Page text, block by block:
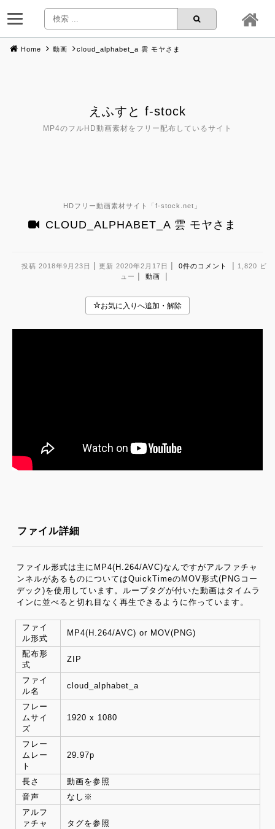
Home 動画 cloud_alphabet_a 雲 モヤさま
えふすと f-stock
MP4のフルHD動画素材をフリー配布しているサイト
HDフリー動画素材サイト「f-stock.net 」
CLOUD_ALPHABET_A 雲 モヤさま
投稿 2018年9月23日 | 更新 2020年2月17日 | 0件のコメント | 1,820 ビ
ュー | 動画 |
ファイル詳細
ファイル形式は主にMP4(H.264/AVC)なんですがアルファチャ
ンネルがあるものについてはQuickTimeのMOV形式(PNGコー
デック)を使用しています。ループタグが付いた動画はタイムラ
インに並べると切れ目なく再生できるように作っています。
ファイ
ル形式
MP4(H.264/AVC) or MOV(PNG)
配布形
式
ZIP
ファイ
ル名
cloud_alphabet_a
フレー
ムサイ
ズ
1920 x 1080
フレー
ムレー
ト
29.97p
長さ
動画を参照
音声
なし※
アルフ
ァチャ
タグを参照